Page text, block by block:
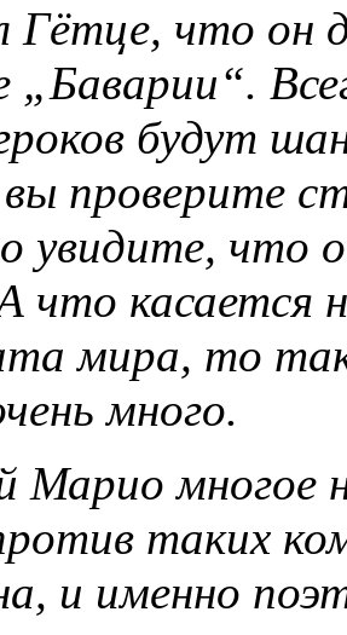
Гётце, что он
„Баварии“.
будут
проверите
увидите, что
что касается
мира, то
много.
Марио многое
таких
и именно